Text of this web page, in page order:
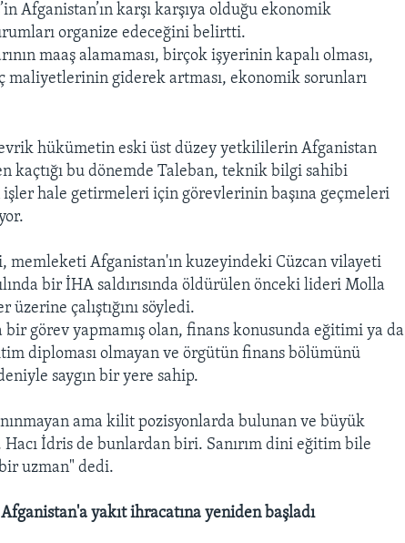
Afganistan’ın karşı karşıya olduğu ekonomik
organize edeceğini belirtti.
maaş alamaması, birçok işyerinin kapalı olması,
maliyetlerinin giderek artması, ekonomik sorunları
hükümetin eski üst düzey yetkililerin Afganistan
kaçtığı bu dönemde Taleban, teknik bilgi sahibi
hale getirmeleri için görevlerinin başına geçmeleri
memleketi Afganistan'ın kuzeyindeki Cüzcan vilayeti
bir İHA saldırısında öldürülen önceki lideri Molla
çalıştığını söyledi.
bir görev yapmamış olan, finans konusunda eğitimi ya da
diploması olmayan ve örgütün finans bölümünü
saygın bir yere sahip.
ama kilit pozisyonlarda bulunan ve büyük
Hacı İdris de bunlardan biri. Sanırım dini eğitim bile
uzman" dedi.
yakıt ihracatına yeniden başladı